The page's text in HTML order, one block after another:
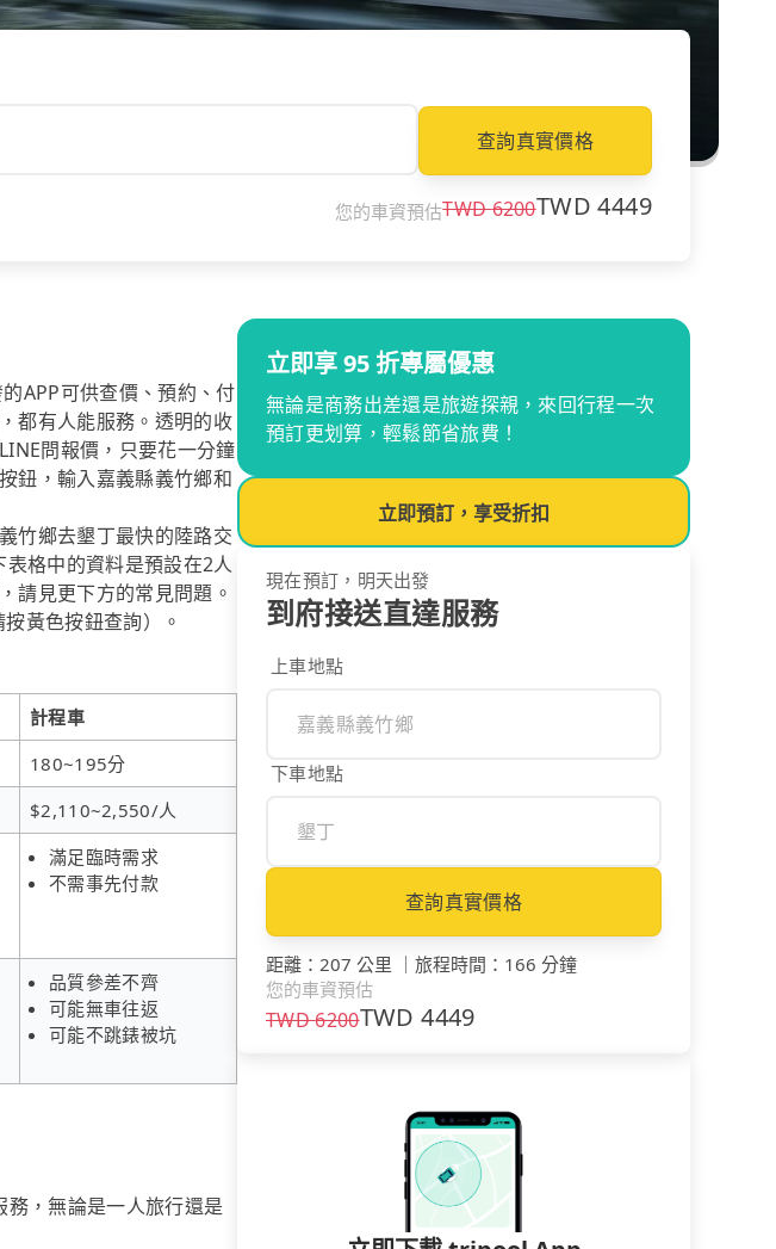
查詢真實價格
您的車資預估TWD6200TWD4449
APP可供查價、預約、付
都有人能服務。透明的收
問報價，只要花一分鐘
鈕，輸入嘉義縣義竹鄉和
竹鄉去墾丁最快的陸路交
格中的資料是預設在2人
請見更下方的常見問題。
黃色按鈕查詢）。
計程車
180~195分
$2,110~2,550/人
滿足臨時需求
不需事先付款
品質參差不齊
可能無車往返
可能不跳錶被坑
，無論是一人旅行還是
立即享 95 折專屬優惠
無論是商務出差還是旅遊探親，來回行程一次
預訂更划算，輕鬆節省旅費！
立即預訂，享受折扣
現在預訂，明天出發
到府接送直達服務
上車地點
下車地點
查詢真實價格
距離 ： 207 公里 ｜ 旅程時間 ： 166 分鐘
您的車資預估
TWD6200TWD4449